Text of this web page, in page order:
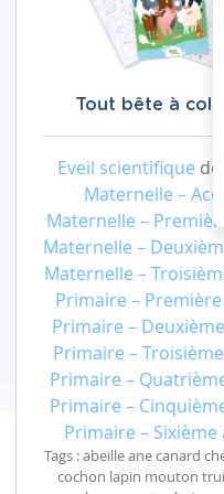
Tout bête à
Eveil scientifique
Maternelle –
Maternelle –
Maternelle –
Maternelle –
Primaire –
Primaire –
Primaire –
Primaire –
Primaire –
Primaire – Sixième
Tags : abeille ane canard
cochon lapin mouton